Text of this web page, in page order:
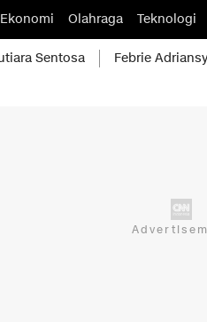
Ekonomi Olahraga Teknologi
Sentosa Febrie